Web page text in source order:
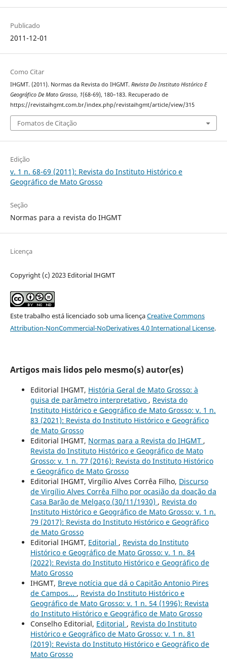
Publicado
2011-12-01
Como Citar
IHGMT. (2011). Normas da Revista do IHGMT. Revista Do Instituto Histórico E
Geográfico De Mato Grosso, 1(68-69), 180–183. Recuperado de
https://revistaihgmt.com.br/index.php/revistaihgmt/article/view/315
Fomatos de Citação
Edição
v. 1 n. 68-69 (2011): Revista do Instituto Histórico e
Geográfico de Mato Grosso
Seção
Normas para a revista do IHGMT
Licença
Copyright (c) 2023 Editorial IHGMT
Este trabalho está licenciado sob uma licençaCreative Commons
Attribution-NonCommercial-NoDerivatives 4.0 International License.
Artigos mais lidos pelo mesmo(s) autor(es)
Editorial IHGMT, História Geral de Mato Grosso: à
guisa de parâmetro interpretativo , Revista do
Instituto Histórico e Geográfico de Mato Grosso: v. 1 n.
83 (2021): Revista do Instituto Histórico e Geográfico
de Mato Grosso
Editorial IHGMT, Normas para a Revista do IHGMT ,
Revista do Instituto Histórico e Geográfico de Mato
Grosso: v. 1 n. 77 (2016): Revista do Instituto Histórico
e Geográfico de Mato Grosso
Editorial IHGMT, Virgílio Alves Corrêa Filho, Discurso
de Virgílio Alves Corrêa Filho por ocasião da doação da
Casa Barão de Melgaço (30/11/1930) , Revista do
Instituto Histórico e Geográfico de Mato Grosso: v. 1 n.
79 (2017): Revista do Instituto Histórico e Geográfico
de Mato Grosso
Editorial IHGMT, Editorial , Revista do Instituto
Histórico e Geográfico de Mato Grosso: v. 1 n. 84
(2022): Revista do Instituto Histórico e Geográfico de
Mato Grosso
IHGMT, Breve notícia que dá o Capitão Antonio Pires
de Campos... , Revista do Instituto Histórico e
Geográfico de Mato Grosso: v. 1 n. 54 (1996): Revista
do Instituto Histórico e Geográfico de Mato Grosso
Conselho Editorial, Editorial , Revista do Instituto
Histórico e Geográfico de Mato Grosso: v. 1 n. 81
(2019): Revista do Instituto Histórico e Geográfico de
Mato Grosso